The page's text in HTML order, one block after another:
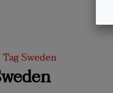
Tag Sweden